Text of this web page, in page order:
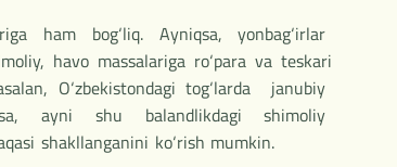
ham bog‘liq. Ayniqsa, yonbag‘irlar
havo massalariga ro‘para va teskari
O‘zbekistondagi tog‘larda janubiy
ayni shu balandlikdagi shimoliy
shakllanganini ko‘rish mumkin.